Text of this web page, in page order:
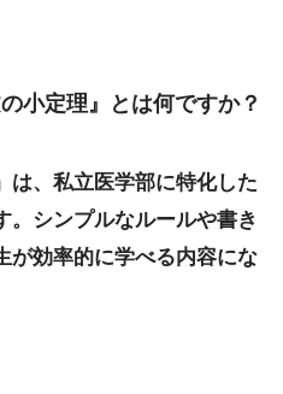
小定理』とは何ですか？
は、私立医学部に特化した
。シンプルなルールや書き
が効率的に学べる内容にな